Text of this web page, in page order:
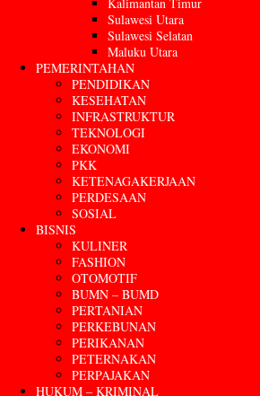
Kalimantan Timur
Sulawesi Utara
Sulawesi Selatan
Maluku Utara
PEMERINTAHAN
PENDIDIKAN
KESEHATAN
INFRASTRUKTUR
TEKNOLOGI
EKONOMI
PKK
KETENAGAKERJAAN
PERDESAAN
SOSIAL
BISNIS
KULINER
FASHION
OTOMOTIF
BUMN – BUMD
PERTANIAN
PERKEBUNAN
PERIKANAN
PETERNAKAN
PERPAJAKAN
HUKUM – KRIMINAL